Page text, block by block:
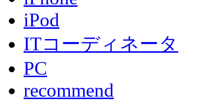
iPod
ITコーディネータ
PC
recommend